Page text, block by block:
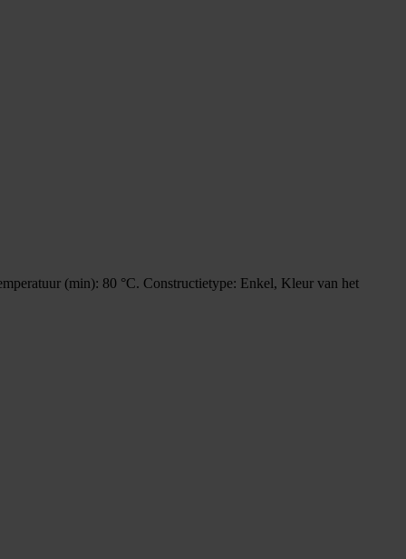
(min): 80 °C. Constructietype: Enkel, Kleur van het